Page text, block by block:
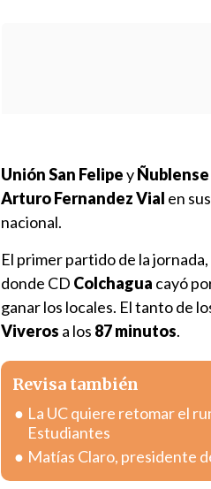
Unión San FelipeyÑublense
Arturo Fernandez Vial en
nacional.
El primer partido de la
donde CD Colchagua cayó
ganar los locales. El tanto de
Viveros a los 87 minutos.
Revisa también
La UC quiere retomar el
Estudiantes
Matías Claro, presidente